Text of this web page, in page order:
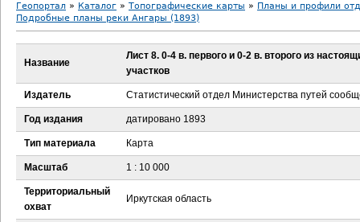
В
ы
д
е
с
Геопортал » Каталог » Топографические карты » Планы и профили
Подробные планы реки Ангары (1893)
Название
Лист 8. 0-4 в. первого и 0-2 в. второго из
участков
Издатель Статистический отдел Министерства путей
Год издания датировано 1893
Тип материала Карта
Масштаб 1 : 10 000
Территориальный
охват
Иркутская область